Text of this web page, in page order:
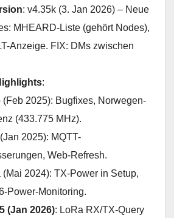
: v4.35k (3. Jan 2026) – Neue
MHEARD-Liste (gehört Nodes),
Anzeige. FIX: DMs zwischen
:
(Feb 2025): Bugfixes, Norwegen-
(433.775 MHz).
2025): MQTT-
Web-Refresh.
(Mai 2024): TX-Power in Setup,
Power-Monitoring.
(Jan 2026): LoRa RX/TX-Query